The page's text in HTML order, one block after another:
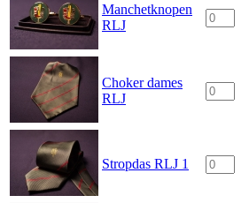
Manchetknopen
RLJ
Choker dames
RLJ
Stropdas RLJ 1